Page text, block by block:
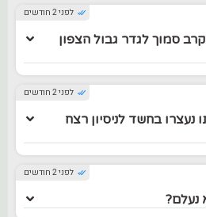
לפני 2 חודשים
סמוך לגדר גבול הצפון
לפני 2 חודשים
נעצרו בחשד לניסיון רצח
לפני 2 חודשים
נעלם?